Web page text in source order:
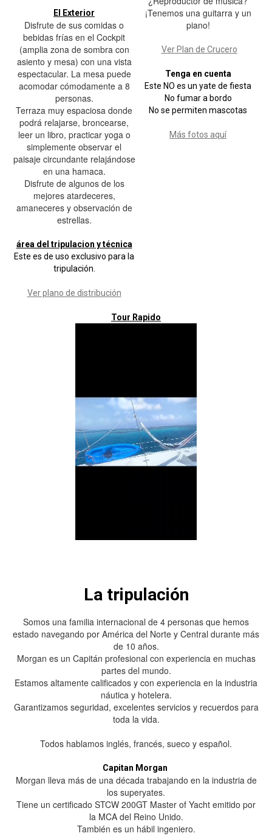
El Exterior
Disfrute de sus comidas o
bebidas frías en el Cockpit
(amplia zona de sombra con
asiento y mesa) con una vista
espectacular. La mesa puede
acomodar cómodamente a 8
personas.
Terraza muy espaciosa donde
podrá relajarse, broncearse,
leer un libro, practicar yoga o
simplemente observar el
paisaje circundante relajándose
en una hamaca.
Disfrute de algunos de los
mejores atardeceres,
amaneceres y observación de
estrellas.
área del tripulacion y técnica
Este es de uso exclusivo para la
tripulación.
Ver plano de distribución
¡Tenemos una guitarra y un
piano!
Ver Plan de Crucero
Tenga en cuenta
Este NO es un yate de fiesta
No fumar a bordo
No se permiten mascotas
Más fotos aquí
Tour Rapido
La tripulación
Somos una familia internacional de 4 personas que hemos
estado navegando por América del Norte y Central durante más
de 10 años.
Morgan es un Capitán profesional con experiencia en muchas
partes del mundo.
Estamos altamente calificados y con experiencia en la industria
náutica y hotelera.
Garantizamos seguridad, excelentes servicios y recuerdos para
toda la vida.
Todos hablamos inglés, francés, sueco y español.
Capitan Morgan
Morgan lleva más de una década trabajando en la industria de
los superyates.
Tiene un certificado STCW 200GT Master of Yacht emitido por
la MCA del Reino Unido.
También es un hábil ingeniero.